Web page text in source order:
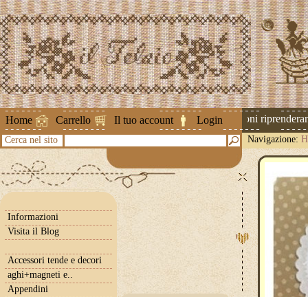
Home Carrello Il tuo account Login
Attenzione ! Le spedizioni
Cerca nel sito Navigazione:
Informazioni
Visita il Blog
Accessori tende e decori
aghi+magneti e..
Appendini